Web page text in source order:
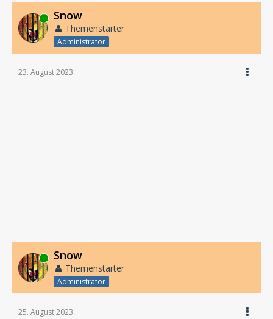
Online Snow
Themenstarter
Administrator
23. August 2023
Online Snow
Themenstarter
Administrator
25. August 2023